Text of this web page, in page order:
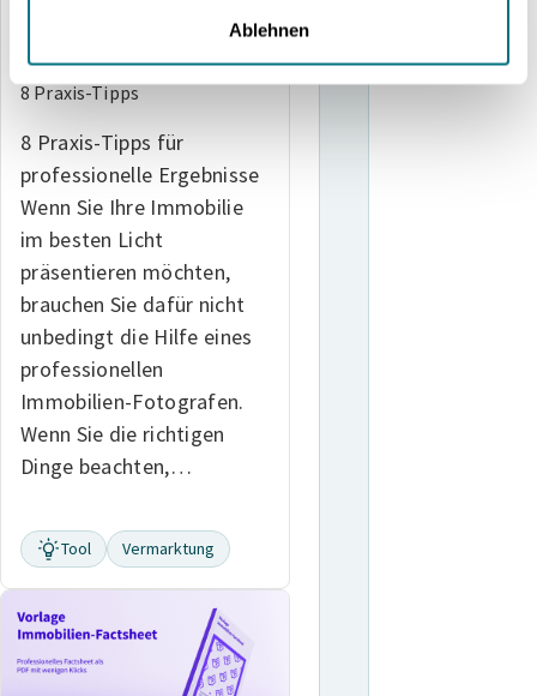
Ablehnen
Immobilienfotos mit dem
Smartphone
8 Praxis-Tipps
8 Praxis-Tipps für
professionelle Ergebnisse
Wenn Sie Ihre Immobilie
im besten Licht
präsentieren möchten,
brauchen Sie dafür nicht
unbedingt die Hilfe eines
professionellen
Immobilien-Fotografen.
Wenn Sie die richtigen
Dinge beachten,…
Tool Vermarktung